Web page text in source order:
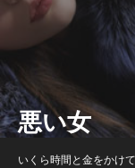
悪い女
いくら時間と金をかけ